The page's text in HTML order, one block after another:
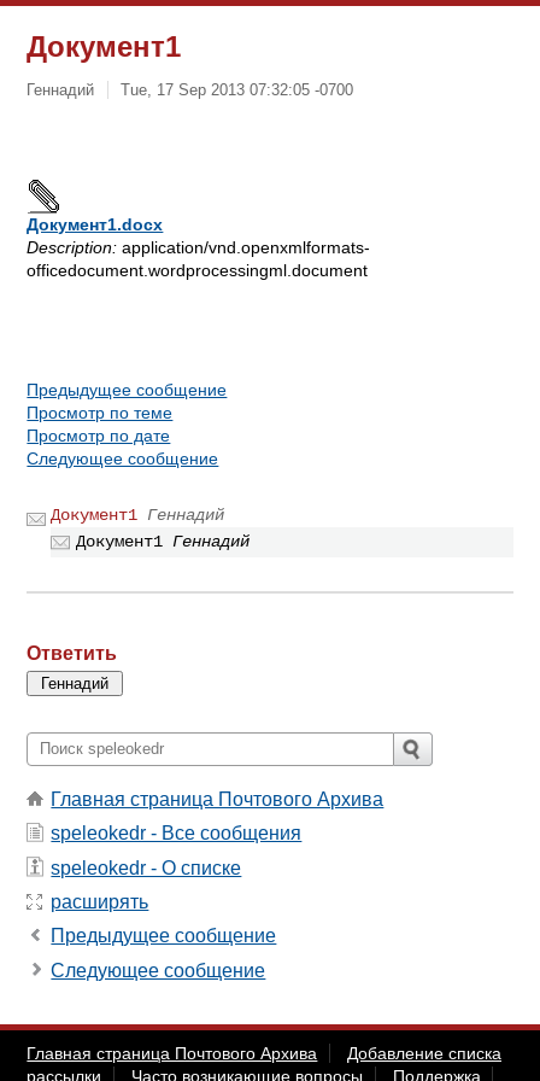
Документ1
Геннадий Tue, 17 Sep 2013 07:32:05 -0700
Документ1.docx
Description: application/vnd.openxmlformats-
officedocument.wordprocessingml.document
Предыдущее сообщение
Просмотр по теме
Просмотр по дате
Следующее сообщение
Документ1 Геннадий
Документ1 Геннадий
Ответить
Главная страница Почтового Архива
speleokedr - Все сообщения
speleokedr - О списке
расширять
Предыдущее сообщение
Следующее сообщение
Главная страница Почтового Архива
Добавление списка
рассылки
Часто возникающие вопросы Поддержка